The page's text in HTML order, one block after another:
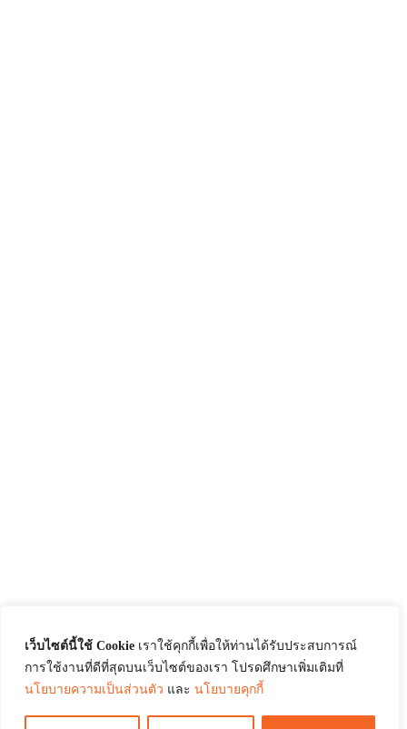
เว็บไซต์นี้ใช้ Cookie เราใช้คุกกี้เพื่อให้ท่านได้รับประสบการณ์
การใช้งานที่ดีที่สุดบนเว็บไซต์ของเรา โปรดศึกษาเพิ่มเติมที่
นโยบายความเป็นส่วนตัว และ นโยบายคุกกี้